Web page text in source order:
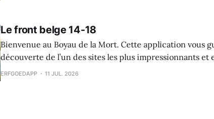
Le front belge 14-18
Bienvenue au Boyau de la Mort. Cette application vous
découverte de l’un des sites les plus impressionnants et
la Première Guerre mondiale dans le Westhoek. Le
ERFGOEDAPP 11 JUL. 2026